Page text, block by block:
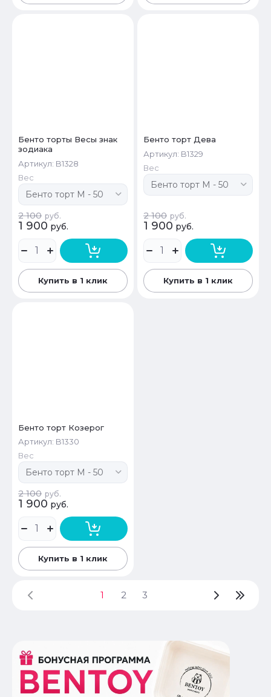
Бенто торты Весы знак
зодиака
Артикул: B1328
Вес
2 100 руб.
1 900 руб.
Купить в 1 клик
Бенто торт Дева
Артикул: B1329
Вес
2 100 руб.
1 900 руб.
Купить в 1 клик
Бенто торт Козерог
Артикул: B1330
Вес
2 100 руб.
1 900 руб.
Купить в 1 клик
1 2 3